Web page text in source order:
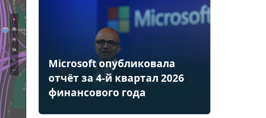
Microsoft опубликовала
отчёт за 4-й квартал 2026
финансового года